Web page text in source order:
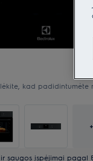
kad padidintumėte
+
saugos įspėjimai pagal